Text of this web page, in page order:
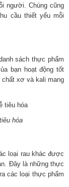
người. Chúng cũng
cầu thiết yếu mỗi
sách thực phẩm
bạn hoạt động tốt
chất xơ và kali mang
hóa
loại rau khác được
Đây là những thực
các loại thực phẩm